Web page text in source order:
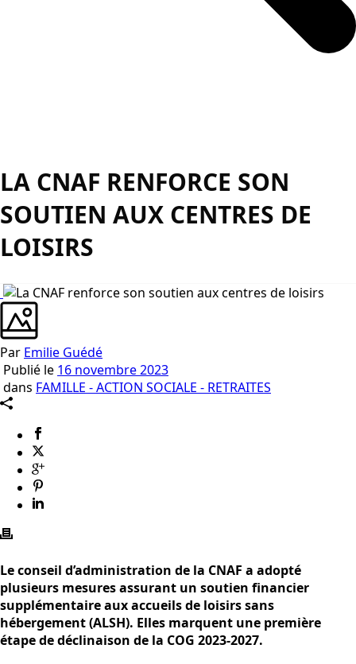
LA CNAF RENFORCE SON
SOUTIEN AUX CENTRES DE
LOISIRS
Par Emilie Guédé
Publié le 16 novembre 2023
dans FAMILLE - ACTION SOCIALE - RETRAITES
Le conseil d’administration de la CNAF a adopté
plusieurs mesures assurant un soutien financier
supplémentaire aux accueils de loisirs sans
hébergement (ALSH). Elles marquent une première
étape de déclinaison de la COG 2023-2027.